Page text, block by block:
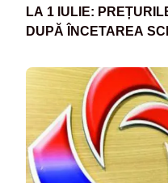
LA 1 IULIE:
DUPĂ ÎNCETAREA